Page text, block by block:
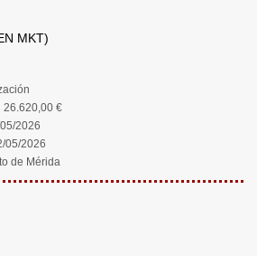
MKT)
26.620,00 €
2026
05/2026
de Mérida